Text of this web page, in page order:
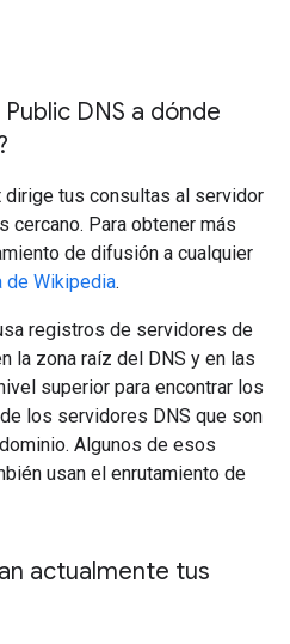
DNS a dónde
dirige tus consultas al servidor
cercano. Para obtener más
de difusión a cualquier
de Wikipedia.
registros de servidores de
la zona raíz del DNS y en las
superior para encontrar los
los servidores DNS que son
Algunos de esos
usan el enrutamiento de
actualmente tus